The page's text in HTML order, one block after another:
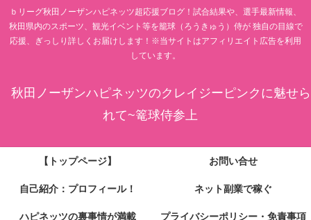
ｂリーグ秋田ノーザンハピネッツ超応援ブログ！試合結果や、選手最新情報、
秋田県内のスポーツ、観光イベント等を籠球（ろうきゅう）侍が 独自の目線で
応援、ぎっしり詳しくお届けします！※当サイトはアフィリエイト広告を利用
しています。
秋田ノーザンハピネッツのクレイジーピンクに魅せら
れて~篭球侍参上
【トップページ】 お問い合せ
自己紹介：プロフィール！ ネット副業で稼ぐ
ハピネッツの裏事情が満載 プライバシーポリシー・免責事項